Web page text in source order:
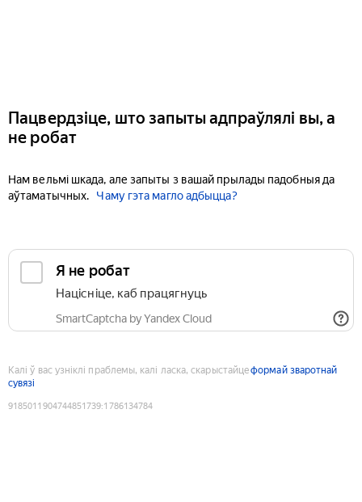
Пацвердзіце, што запыты адпраўлялі вы, а
не робат
Нам вельмі шкада, але запыты з вашай прылады падобныя да
аўтаматычных.
Чаму гэта магло адбыцца?
Я не робат
Націсніце, каб працягнуць
SmartCaptcha by Yandex Cloud
Калі ў вас узніклі праблемы, калі ласка, скарыстайцеформай зваротнай
сувязі
9185011904744851739:1786134784